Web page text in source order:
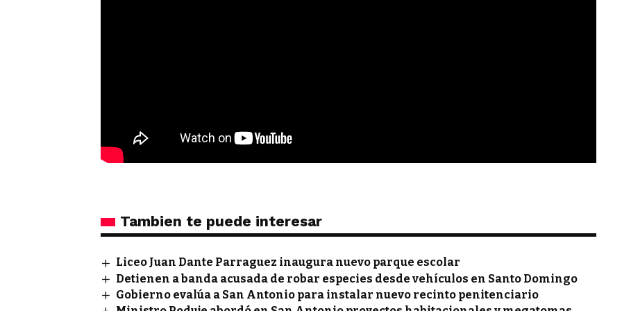
Tambien te puede interesar
Liceo Juan Dante Parraguez inaugura nuevo parque escolar
Detienen a banda acusada de robar especies desde vehículos en Santo Domingo
Gobierno evalúa a San Antonio para instalar nuevo recinto penitenciario